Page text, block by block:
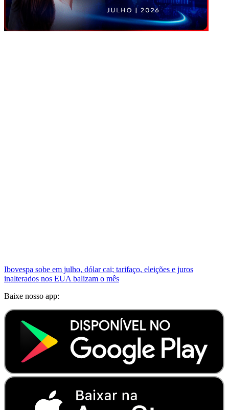
Ibovespa sobe em julho, dólar cai; tarifaço, eleições e juros
inalterados nos EUA balizam o mês
Baixe nosso app: